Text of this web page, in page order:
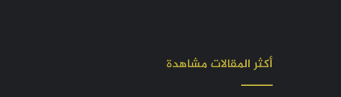
أكثر المقالات مشاهدة